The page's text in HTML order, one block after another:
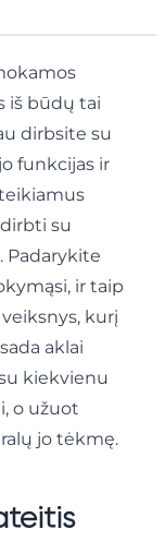
iš būdų tai
dirbsite su
funkcijas ir
su
Padarykite
ir taip
kurį
aklai
kiekvienu
o užuot
jo tėkmę.